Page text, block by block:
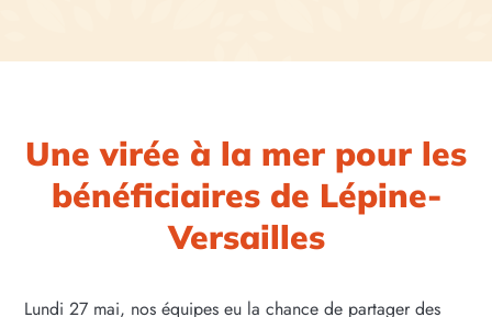
Une virée à la mer pour les
bénéficiaires de Lépine-
Versailles
Lundi 27 mai, nos équipes eu la chance de partager des